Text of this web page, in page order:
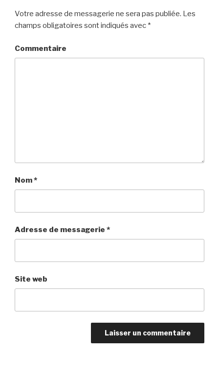
Votre adresse de messagerie ne sera pas publiée. Les
champs obligatoires sont indiqués avec *
Commentaire
Nom*
Adresse de messagerie *
Site web